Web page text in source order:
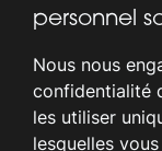
personnel
Nous nous
confidentialité
les utiliser
lesquelles